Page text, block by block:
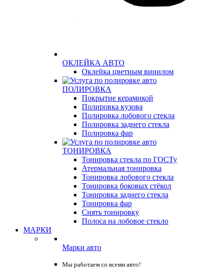
ОКЛЕЙКА АВТО
Оклейка цветным винилом
ПОЛИРОВКА
Покрытие керамикой
Полировка кузова
Полировка лобового стекла
Полировка заднего стекла
Полировка фар
ТОНИРОВКА
Тонировка стекла по ГОСТу
Атермальная тонировка
Тонировка лобового стекла
Тонировка боковых стёкол
Тонировка заднего стекла
Тонировка фар
Снять тонировку
Полоса на лобовое стекло
МАРКИ
Марки авто
Мы работаем со всеми авто!